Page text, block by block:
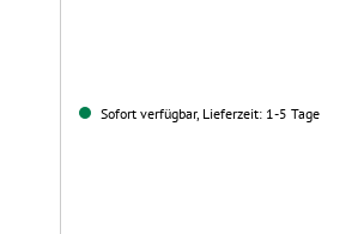
Sofort verfügbar, Lieferzeit: 1-5 Tage